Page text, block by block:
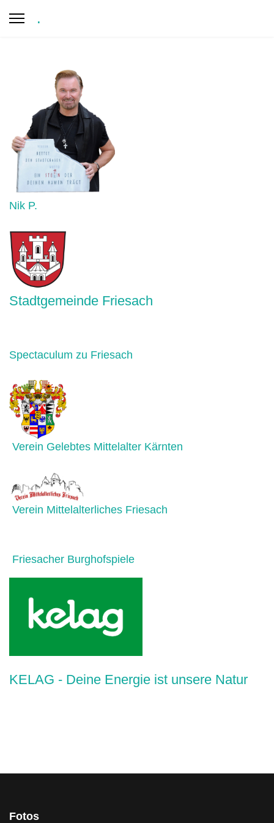
.
Nik P.
Stadtgemeinde Friesach
Spectaculum zu Friesach
Verein Gelebtes Mittelalter Kärnten
Verein Mittelalterliches Friesach
Friesacher Burghofspiele
KELAG - Deine Energie ist unsere Natur
Fotos